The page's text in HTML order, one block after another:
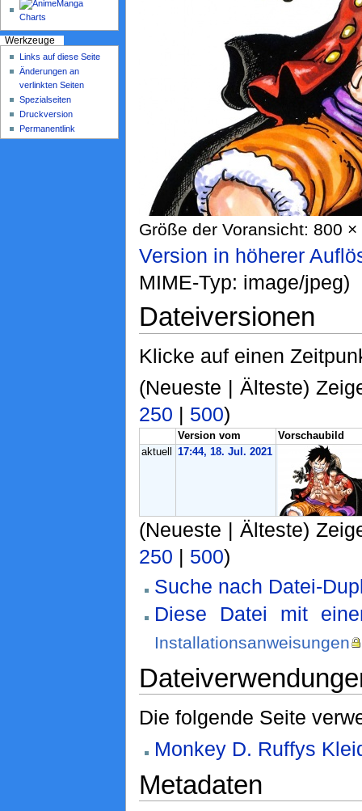
Größe der Voransicht: 800
Version in höherer
MIME-Typ: image/jpeg)
Dateiversionen
Klicke auf einen
(Neueste | Älteste)
250 | 500)
Version vom
Vorschaubild
aktuell
17:44, 18. Jul. 2021
(Neueste | Älteste)
250 | 500)
Suche nach Datei-
Diese Datei mit
Installationsanweisungen
Die folgende Seite
Monkey D. Ruffys
Metadaten
Werkzeuge
Links auf diese Seite
Änderungen an
verlinkten Seiten
Spezialseiten
Druckversion
Permanentlink